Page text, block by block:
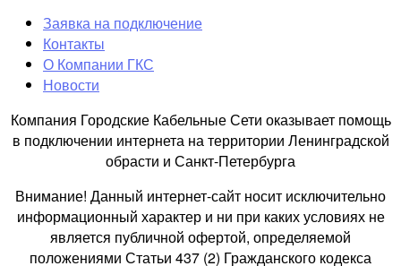
Заявка на подключение
Контакты
О Компании ГКС
Новости
Компания Городские Кабельные Сети оказывает помощь
в подключении интернета на территории Ленинградской
обрасти и Санкт-Петербурга
Внимание! Данный интернет-сайт носит исключительно
информационный характер и ни при каких условиях не
является публичной офертой, определяемой
положениями Статьи 437 (2) Гражданского кодекса